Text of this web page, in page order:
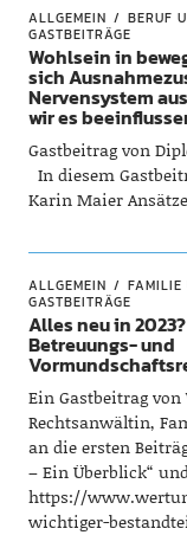
ALLGEMEIN BERUF
GASTBEITRÄGE
Wohlsein in
sich
Nervensystem
wir es
Gastbeitrag von
In diesem
Karin Maier
ALLGEMEIN
FAMILIE
GASTBEITRÄGE
Alles neu in
Betreuungs- und
Ein Gastbeitrag von
Rechtsanwältin,
an die ersten
– Ein Überblick“
https://
wichtiger-